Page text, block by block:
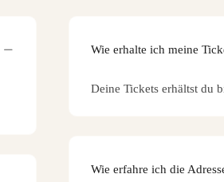
Wie erhalte ich meine
Deine Tickets erhältst du
Wie erfahre ich die